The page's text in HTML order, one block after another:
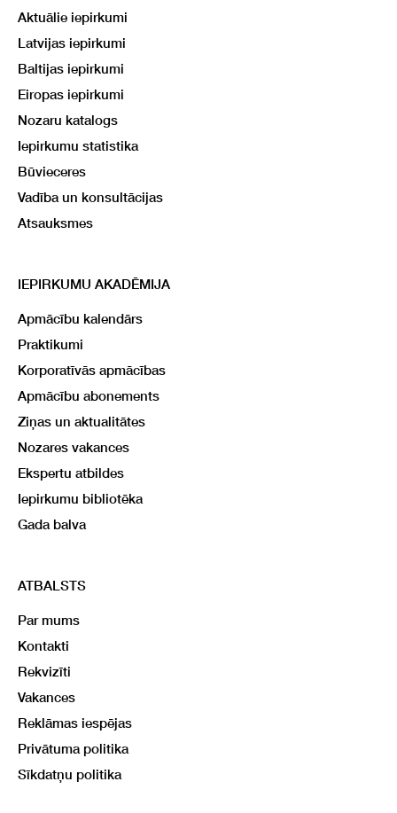
Aktuālie iepirkumi
Latvijas iepirkumi
Baltijas iepirkumi
Eiropas iepirkumi
Nozaru katalogs
Iepirkumu statistika
Būvieceres
Vadība un konsultācijas
Atsauksmes
IEPIRKUMU AKADĒMIJA
Apmācību kalendārs
Praktikumi
Korporatīvās apmācības
Apmācību abonements
Ziņas un aktualitātes
Nozares vakances
Ekspertu atbildes
Iepirkumu bibliotēka
Gada balva
ATBALSTS
Par mums
Kontakti
Rekvizīti
Vakances
Reklāmas iespējas
Privātuma politika
Sīkdatņu politika